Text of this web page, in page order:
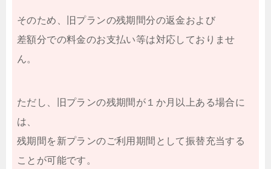
そのため、旧プランの残期間分の返金および
差額分での料金のお支払い等は対応しておりませ
ん。
ただし、旧プランの残期間が１か月以上ある場合に
は、
残期間を新プランのご利用期間として振替充当する
ことが可能です。